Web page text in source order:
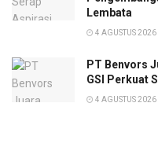
Lembata
4 AGUSTUS 2026
PT Benvors
GSI Perkuat
4 AGUSTUS 2026